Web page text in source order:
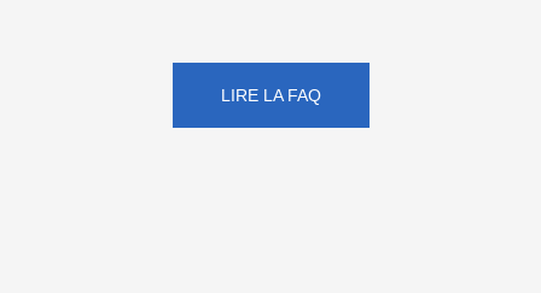
LIRE LA FAQ